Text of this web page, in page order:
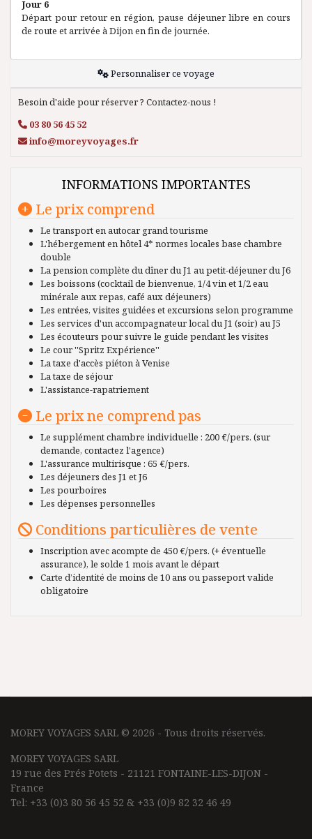
Jour 6
Départ pour retour en région, pause déjeuner libre en cours
de route et arrivée à Dijon en fin de journée.
Personnaliser ce voyage
Besoin d'aide pour réserver ? Contactez-nous !
03 80 56 45 52
info@moreyvoyages.fr
INFORMATIONS IMPORTANTES
Le prix comprend
Le transport en autocar grand tourisme
L'hébergement en hôtel 4* normes locales base chambre
double
La pension complète du dîner du J1 au petit-déjeuner du J6
Les boissons (cocktail de bienvenue, 1/4 vin et 1/2 eau
minérale aux repas, café aux déjeuners)
Les entrées, visites guidées et excursions selon programme
Les services d'un accompagnateur local du J1 (soir) au J5
Les écouteurs pour suivre le guide pendant les visites
Le cour ''Spritz Expérience''
La taxe d'accès piéton à Venise
La taxe de séjour
L'assistance-rapatriement
Le prix ne comprend pas
Le supplément chambre individuelle : 200 €/pers. (sur
demande, contactez l'agence)
L'assurance multirisque : 65 €/pers.
Les déjeuners des J1 et J6
Les pourboires
Les dépenses personnelles
Conditions particulières de vente
Inscription avec acompte de 450 €/pers. (+ éventuelle
assurance), le solde 1 mois avant le départ
Carte d’identité de moins de 10 ans ou passeport valide
obligatoire
MOREY VOYAGES SARL © 2026 - Tous droits réservés.
MOREY VOYAGES SARL
19 rue des Prés Potets - 21121 FONTAINE-LES-DIJON -
France
Tel: +33 (0)3 80 56 45 52 & +33 (0)9 82 32 46 49